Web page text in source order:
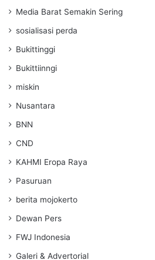
Media Barat Semakin Sering
sosialisasi perda
Bukittinggi
Bukittiinngi
miskin
Nusantara
BNN
CND
KAHMI Eropa Raya
Pasuruan
berita mojokerto
Dewan Pers
FWJ Indonesia
Galeri & Advertorial